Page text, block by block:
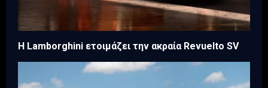
Η Lamborghini ετοιμάζει την ακραία Revuelto SV